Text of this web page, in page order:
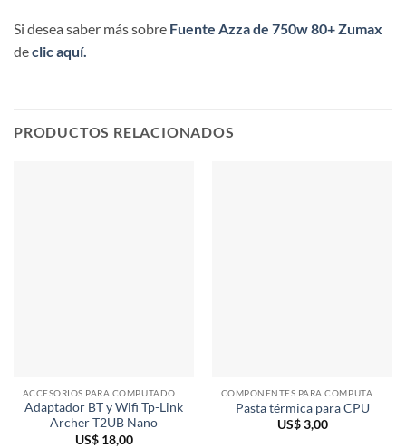
Si desea saber más sobre Fuente Azza de 750w 80+ Zumax
declic aquí.
PRODUCTOS RELACIONADOS
Adaptador BT y Wifi Tp-Link
Archer T2UB Nano
US$18,00
Pasta térmica para CPU
US$3,00